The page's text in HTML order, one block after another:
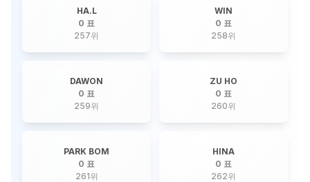
HA.L
0 표
257위
WIN
0 표
258위
DAWON
0 표
259위
ZU HO
0 표
260위
PARK BOM
0 표
261위
HINA
0 표
262위